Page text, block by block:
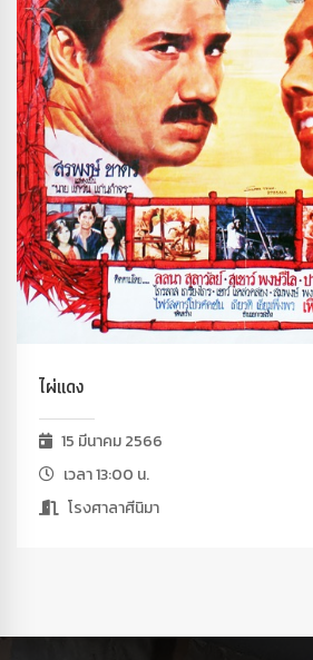
ไผ่แดง
15 มีนาคม 2566
เวลา 13:00 น.
โรงศาลาศีนิมา